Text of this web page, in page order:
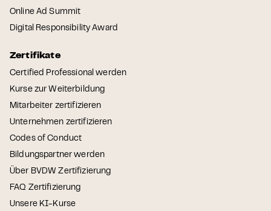
Online Ad Summit
Digital Responsibility Award
Zertifikate
Certified Professional werden
Kurse zur Weiterbildung
Mitarbeiter zertifizieren
Unternehmen zertifizieren
Codes of Conduct
Bildungspartner werden
Über BVDW Zertifizierung
FAQ Zertifizierung
Unsere KI-Kurse